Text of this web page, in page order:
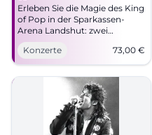
Erleben Sie die Magie des King
of Pop in der Sparkassen-
Arena Landshut: zwei
Stunden Live-Show,
Moonwalk, Lichtshow und
Jacksons größte Hits.
10.04.2026, 20:00 Uhr, Tickets
ab 73 €. Gänsehaut garantiert
– jetzt sichern! #BeatItShow
Konzerte 73,00 €